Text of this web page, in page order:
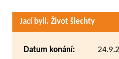
Jací byli. Život šlechty
Datum konání: